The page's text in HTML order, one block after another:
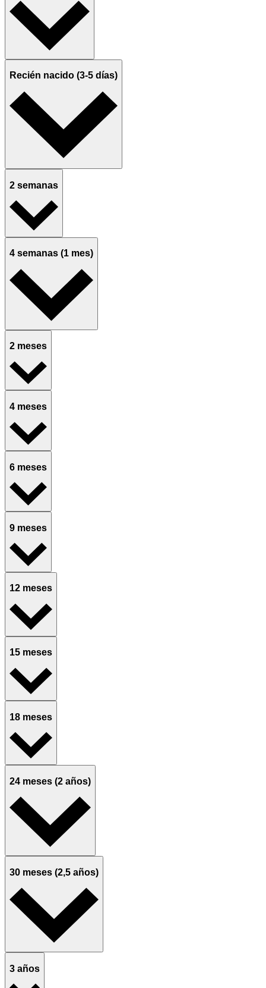
Recién nacido (3-5 días)
2 semanas
4 semanas (1 mes)
2 meses
4 meses
6 meses
9 meses
12 meses
15 meses
18 meses
24 meses (2 años)
30 meses (2,5 años)
3 años